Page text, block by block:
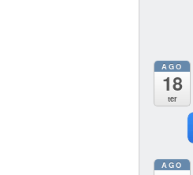
AGO
18
ter
AGO